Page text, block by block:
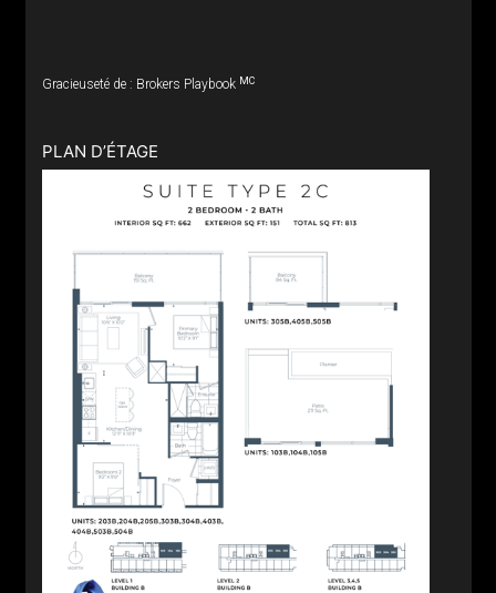
Gracieuseté de : Brokers Playbook MC
PLAN D’ÉTAGE